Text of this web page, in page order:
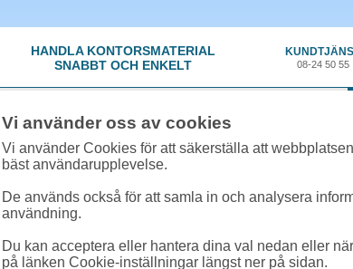
HANDLA KONTORSMATERIAL
SNABBT OCH ENKELT
08-24 50 55
»Produkter A-Ö
Vi använder oss av cookies
Vi använder Cookies för att säkerställa att
bäst användarupplevelse.
De används också för att samla in och analysera
användning.
Du kan acceptera eller hantera dina val nedan eller
på länken Cookie-inställningar längst ner på sidan.